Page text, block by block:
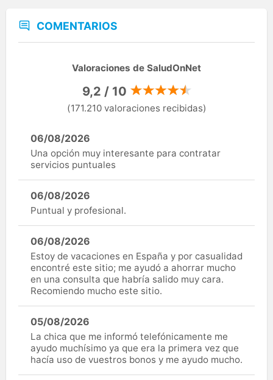
COMENTARIOS
Valoraciones de SaludOnNet
9,2 / 10
(171.210 valoraciones recibidas)
06/08/2026
Una opción muy interesante para contratar
servicios puntuales
06/08/2026
Puntual y profesional.
06/08/2026
Estoy de vacaciones en España y por casualidad
encontré este sitio; me ayudó a ahorrar mucho
en una consulta que habría salido muy cara.
Recomiendo mucho este sitio.
05/08/2026
La chica que me informó telefónicamente me
ayudo muchísimo ya que era la primera vez que
hacía uso de vuestros bonos y me ayudo mucho.